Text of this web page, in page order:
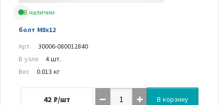
В наличии
болт M8x12
Арт.
30006-080012840
В узле
4 шт.
Вес
0.013 кг
42 ₽/шт В корзину